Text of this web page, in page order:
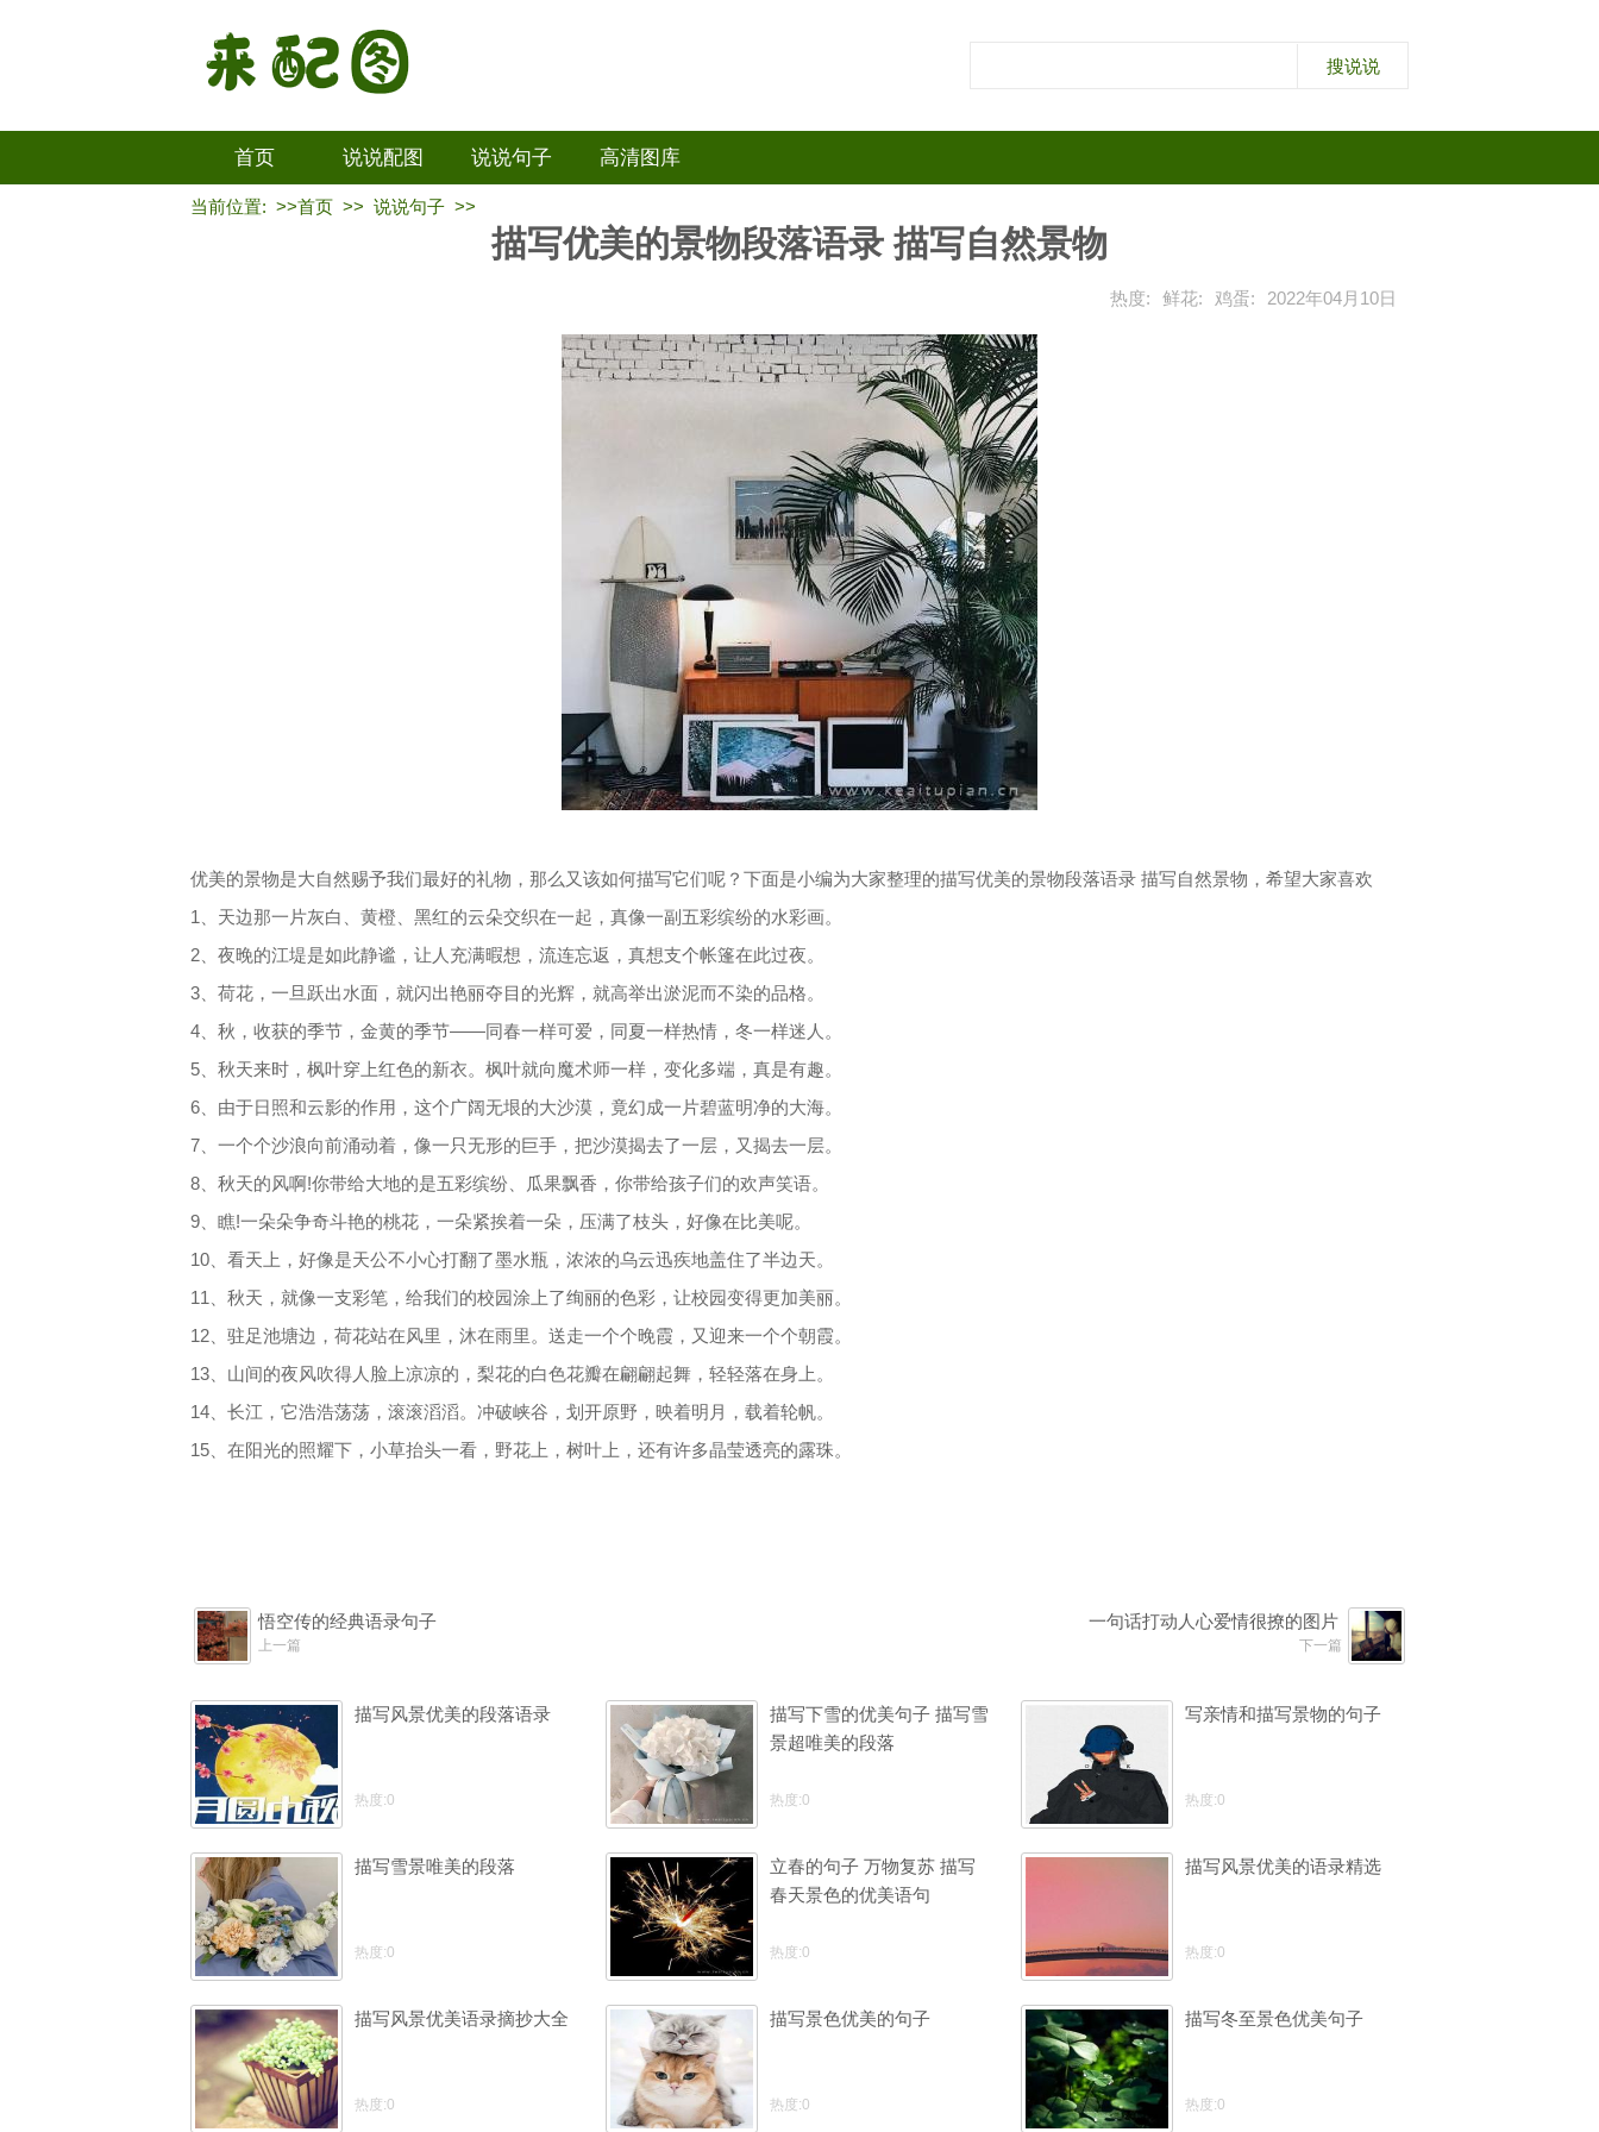
首页 说说配图 说说句子 高清图库
当前位置: >>首页 >> 说说句子 >>
描写优美的景物段落语录 描写自然景物
热度: 鲜花: 鸡蛋: 2022年04月10日
优美的景物是大自然赐予我们最好的礼物，那么又该如何描写它们呢？下面是小编为大家整理的描写优美的景物段落语录 描写自然景物，希望大家喜欢
1、天边那一片灰白、黄橙、黑红的云朵交织在一起，真像一副五彩缤纷的水彩画。
2、夜晚的江堤是如此静谧，让人充满暇想，流连忘返，真想支个帐篷在此过夜。
3、荷花，一旦跃出水面，就闪出艳丽夺目的光辉，就高举出淤泥而不染的品格。
4、秋，收获的季节，金黄的季节——同春一样可爱，同夏一样热情，冬一样迷人。
5、秋天来时，枫叶穿上红色的新衣。枫叶就向魔术师一样，变化多端，真是有趣。
6、由于日照和云影的作用，这个广阔无垠的大沙漠，竟幻成一片碧蓝明净的大海。
7、一个个沙浪向前涌动着，像一只无形的巨手，把沙漠揭去了一层，又揭去一层。
8、秋天的风啊!你带给大地的是五彩缤纷、瓜果飘香，你带给孩子们的欢声笑语。
9、瞧!一朵朵争奇斗艳的桃花，一朵紧挨着一朵，压满了枝头，好像在比美呢。
10、看天上，好像是天公不小心打翻了墨水瓶，浓浓的乌云迅疾地盖住了半边天。
11、秋天，就像一支彩笔，给我们的校园涂上了绚丽的色彩，让校园变得更加美丽。
12、驻足池塘边，荷花站在风里，沐在雨里。送走一个个晚霞，又迎来一个个朝霞。
13、山间的夜风吹得人脸上凉凉的，梨花的白色花瓣在翩翩起舞，轻轻落在身上。
14、长江，它浩浩荡荡，滚滚滔滔。冲破峡谷，划开原野，映着明月，载着轮帆。
15、在阳光的照耀下，小草抬头一看，野花上，树叶上，还有许多晶莹透亮的露珠。
悟空传的经典语录句子
上一篇
一句话打动人心爱情很撩的图片
下一篇
描写风景优美的段落语录
热度:0
描写下雪的优美句子 描写雪
景超唯美的段落
热度:0
写亲情和描写景物的句子
热度:0
描写雪景唯美的段落
热度:0
立春的句子 万物复苏 描写
春天景色的优美语句
热度:0
描写风景优美的语录精选
热度:0
描写风景优美语录摘抄大全
热度:0
描写景色优美的句子
热度:0
描写冬至景色优美句子
热度:0